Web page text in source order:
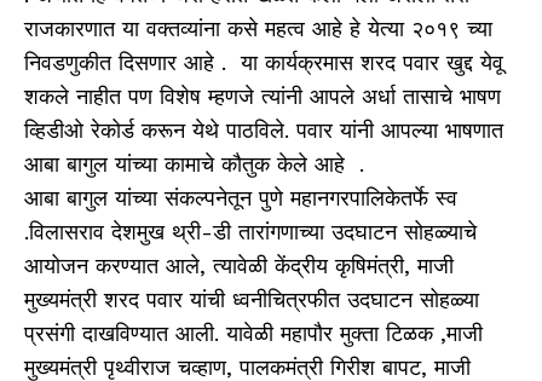
राजकारणात या वक्तव्यांना कसे महत्व आहे हे येत्या २०१९ च्या
निवडणुकीत दिसणार आहे . या कार्यक्रमास शरद पवार खुद्द येवू
शकले नाहीत पण विशेष म्हणजे त्यांनी आपले अर्धा तासाचे भाषण
व्हिडीओ रेकोर्ड करून येथे पाठविले. पवार यांनी आपल्या भाषणात
आबा बागुल यांच्या कामाचे कौतुक केले आहे .
आबा बागुल यांच्या संकल्पनेतून पुणे महानगरपालिकेतर्फे स्व
.विलासराव देशमुख थ्री-डी तारांगणाच्या उदघाटन सोहळ्याचे
आयोजन करण्यात आले, त्यावेळी केंद्रीय कृषिमंत्री, माजी
मुख्यमंत्री शरद पवार यांची ध्वनीचित्रफीत उदघाटन सोहळ्या
प्रसंगी दाखविण्यात आली. यावेळी महापौर मुक्ता टिळक ,माजी
मुख्यमंत्री पृथ्वीराज चव्हाण, पालकमंत्री गिरीश बापट, माजी